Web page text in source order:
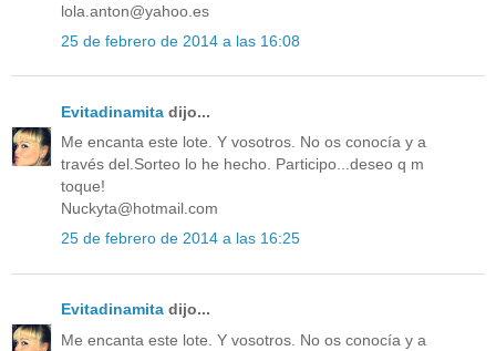
lola.anton@yahoo.es
25 de febrero de 2014 a las 16:08
Evitadinamita dijo...
Me encanta este lote. Y vosotros. No os conocía y a
través del.Sorteo lo he hecho. Participo...deseo q m
toque!
Nuckyta@hotmail.com
25 de febrero de 2014 a las 16:25
Evitadinamita dijo...
Me encanta este lote. Y vosotros. No os conocía y a